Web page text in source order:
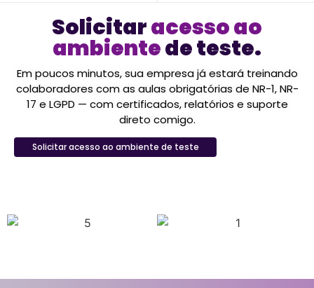
Solicitaracesso ao
ambientede teste.
Em poucos minutos, sua empresa já estará treinando
colaboradores com as aulas obrigatórias de NR-1, NR-
17 e LGPD — com certificados, relatórios e suporte
direto comigo.
Solicitar acesso ao ambiente de teste